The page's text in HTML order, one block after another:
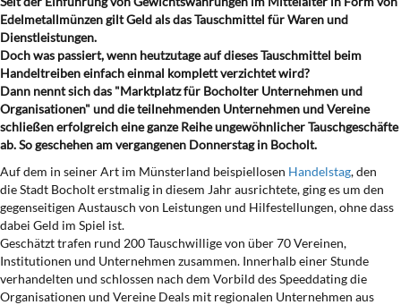
Edelmetallmünzen gilt Geld als das Tauschmittel für Waren und
Dienstleistungen.
Doch was passiert, wenn heutzutage auf dieses Tauschmittel beim
Handeltreiben einfach einmal komplett verzichtet wird?
Dann nennt sich das "Marktplatz für Bocholter Unternehmen und
Organisationen" und die teilnehmenden Unternehmen und Vereine
schließen erfolgreich eine ganze Reihe ungewöhnlicher Tauschgeschäfte
ab. So geschehen am vergangenen Donnerstag in Bocholt.
Auf dem in seiner Art im Münsterland beispiellosen Handelstag, den
die Stadt Bocholt erstmalig in diesem Jahr ausrichtete, ging es um den
gegenseitigen Austausch von Leistungen und Hilfestellungen, ohne dass
dabei Geld im Spiel ist.
Geschätzt trafen rund 200 Tauschwillige von über 70 Vereinen,
Institutionen und Unternehmen zusammen. Innerhalb einer Stunde
verhandelten und schlossen nach dem Vorbild des Speeddating die
Organisationen und Vereine Deals mit regionalen Unternehmen aus